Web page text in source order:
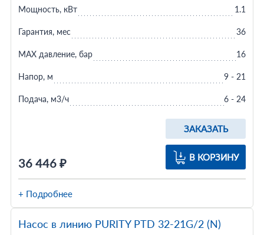
36 446 ₽
ЗАКАЗАТЬ
В КОРЗИНУ
Мощность, кВт 1.1
Гарантия, мес 36
MAX давление, бар 16
Напор, м 9 - 21
Подача, м3/ч 6 - 24
+ Подробнее
Насос в линию PURITY PTD 32-21G/2 (N)